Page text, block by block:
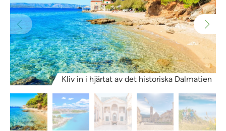
Kliv in i hjärtat av det historiska Dalmatien